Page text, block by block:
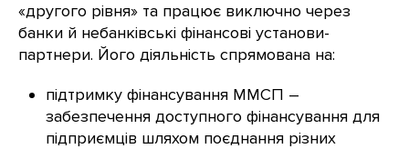
«другого рівня» та працює виключно через
банки й небанківські фінансові установи-
партнери. Його діяльність спрямована на:
підтримку фінансування ММСП –
забезпечення доступного фінансування для
підприємців шляхом поєднання різних